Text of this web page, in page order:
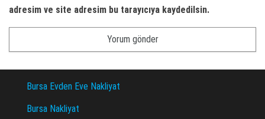
adresim ve site adresim bu tarayıcıya kaydedilsin.
Bursa Evden Eve Nakliyat
Bursa Nakliyat